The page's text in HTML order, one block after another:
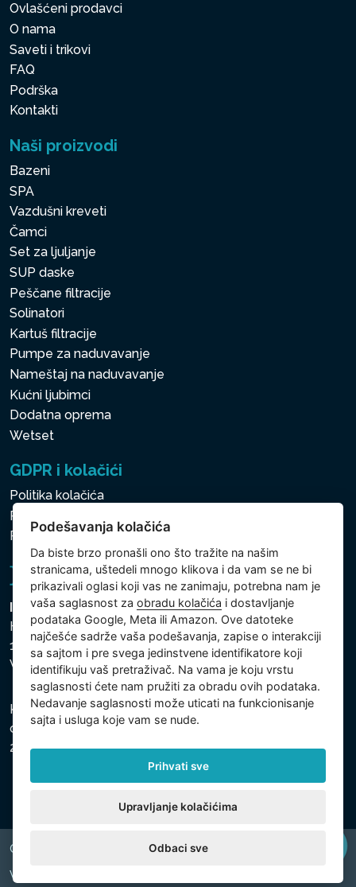
Ovlašćeni prodavci
O nama
Saveti i trikovi
FAQ
Podrška
Kontakti
Naši proizvodi
Bazeni
SPA
Vazdušni kreveti
Čamci
Set za ljuljanje
SUP daske
Peščane filtracije
Solinatori
Kartuš filtracije
Pumpe za naduvavanje
Nameštaj na naduvavanje
Kućni ljubimci
Dodatna oprema
Wetset
GDPR i kolačići
Politika kolačića
Politika zaštite ličnih i drugih obrađivanih podataka
Politika kolačića
Intex Trading, s.r.o.
Hradecká 2526/3
130 00 Praha 3
Vinohrady - Česká republika
Kompanija je registrovana u Opštinskom sudu u Pragu,
odeljak C, uložak 74759, Identifikacioni broj kompanije:
26150808, Poreski identifikacioni broj: CZ26150808.
Copyright © 2026 INTEX TRADING s.r.o. All rights reserved.
Web by
Podešavanja kolačića
Da biste brzo pronašli ono što tražite na našim
stranicama, uštedeli mnogo klikova i da vam se ne bi
prikazivali oglasi koji vas ne zanimaju, potrebna nam je
vaša saglasnost zaobradu kolačića i dostavljanje
podataka Google, Meta ili Amazon. Ove datoteke
najčešće sadrže vaša podešavanja, zapise o interakciji
sa sajtom i pre svega jedinstvene identifikatore koji
identifikuju vaš pretraživač. Na vama je koju vrstu
saglasnosti ćete nam pružiti za obradu ovih podataka.
Nedavanje saglasnosti može uticati na funkcionisanje
sajta i usluga koje vam se nude.
Prihvati sve
Upravljanje kolačićima
Odbaci sve